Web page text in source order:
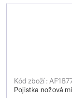
Pojistka nožová
Kód zboží :